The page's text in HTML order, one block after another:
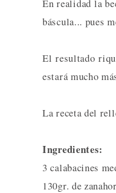
En realidad la
báscula... pues
El resultado
estará mucho
La receta del
Ingredientes:
3 calabacines
130gr. de